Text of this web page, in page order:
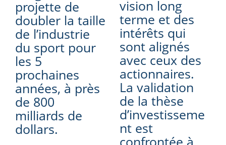
projette de
doubler la taille
de l’industrie
du sport pour
les 5
prochaines
années, à près
de 800
milliards de
dollars.
vision long
terme et des
intérêts qui
sont alignés
avec ceux des
actionnaires.
La validation
de la thèse
d’investisseme
nt est
confrontée à